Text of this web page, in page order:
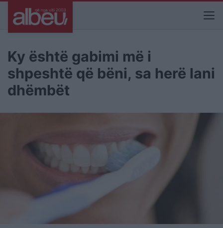
Ky është gabimi më i
shpeshtë që bëni, sa herë lani
dhëmbët